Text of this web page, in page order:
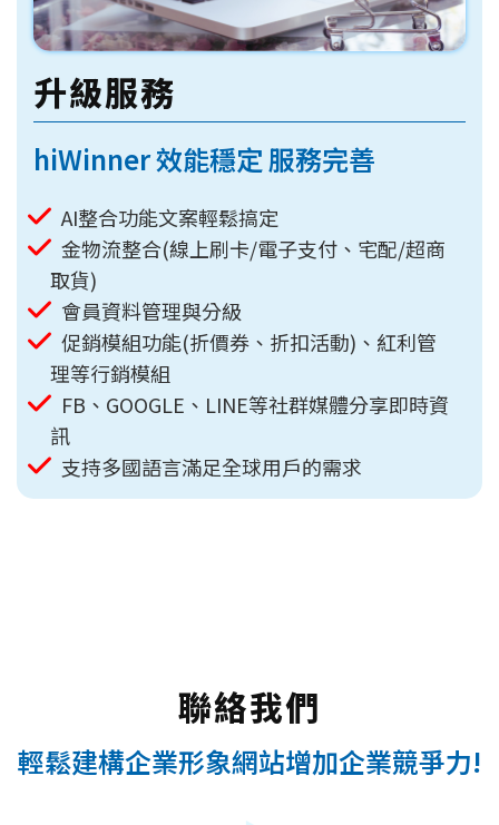
升級服務
hiWinner 效能穩定 服務完善
AI整合功能文案輕鬆搞定
金物流整合(線上刷卡/電子支付、宅配/超商
取貨)
會員資料管理與分級
促銷模組功能(折價券、折扣活動)、紅利管
理等行銷模組
FB、GOOGLE、LINE等社群媒體分享即時資
訊
支持多國語言滿足全球用戶的需求
聯絡我們
輕鬆建構企業形象網站增加企業競爭力!